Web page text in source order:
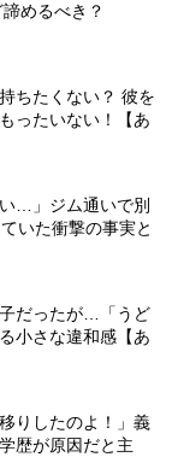
めるべき？
ちたくない？ 彼を
ったいない！【あ
…」ジム通いで別
いた衝撃の事実と
だったが…「うど
小さな違和感【あ
りしたのよ！」義
歴が原因だと主